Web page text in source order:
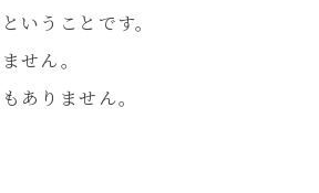
いうことです。
せん。
ありません。